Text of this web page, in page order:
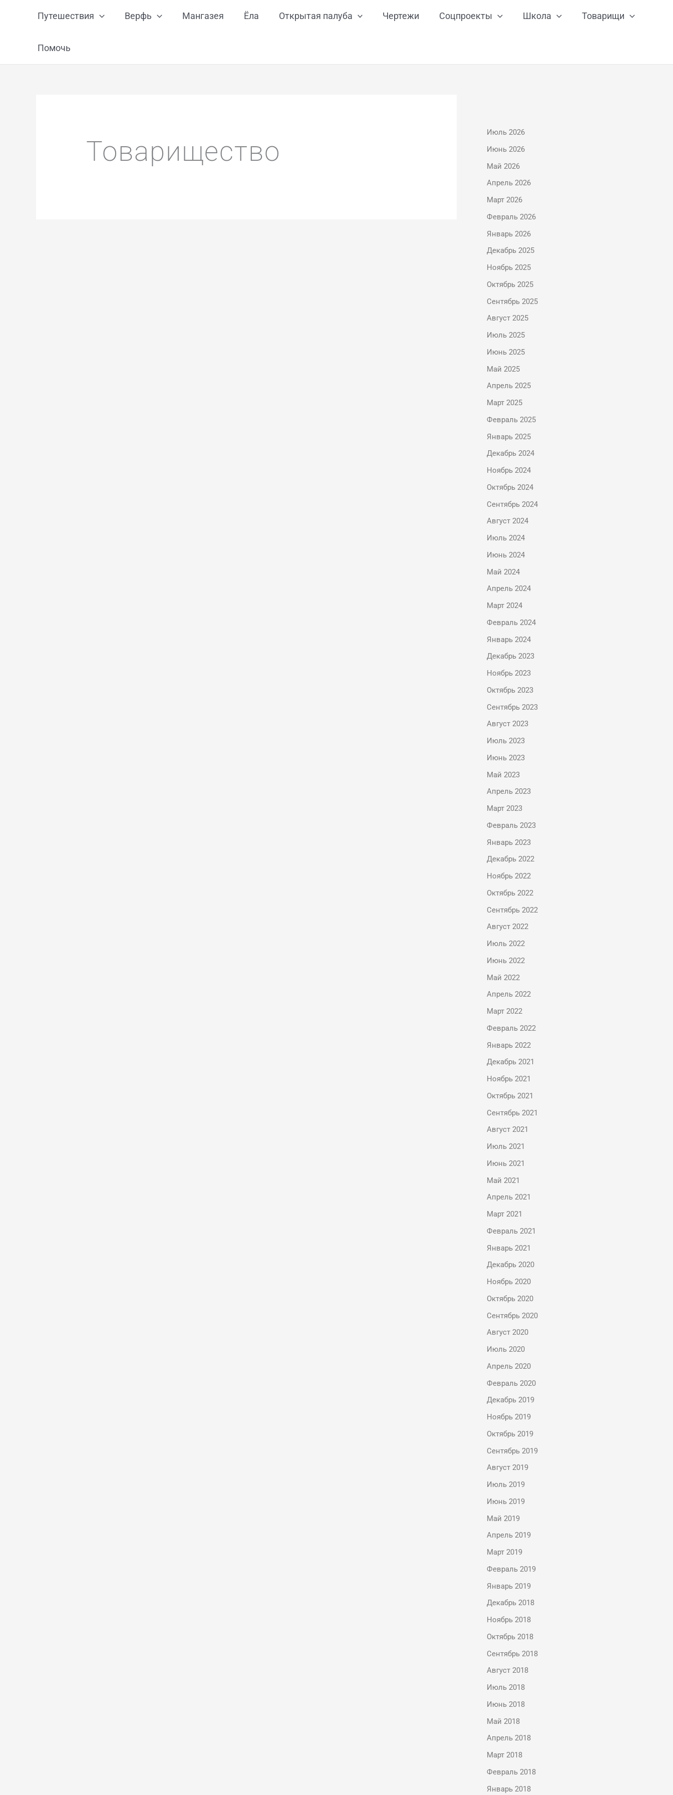
Путешествия Верфь Мангазея Ёла Открытая палуба Чертежи Соцпроекты Школа Товарищи
Помочь
Товарищество
Июль 2026
Июнь 2026
Май 2026
Апрель 2026
Март 2026
Февраль 2026
Январь 2026
Декабрь 2025
Ноябрь 2025
Октябрь 2025
Сентябрь 2025
Август 2025
Июль 2025
Июнь 2025
Май 2025
Апрель 2025
Март 2025
Февраль 2025
Январь 2025
Декабрь 2024
Ноябрь 2024
Октябрь 2024
Сентябрь 2024
Август 2024
Июль 2024
Июнь 2024
Май 2024
Апрель 2024
Март 2024
Февраль 2024
Январь 2024
Декабрь 2023
Ноябрь 2023
Октябрь 2023
Сентябрь 2023
Август 2023
Июль 2023
Июнь 2023
Май 2023
Апрель 2023
Март 2023
Февраль 2023
Январь 2023
Декабрь 2022
Ноябрь 2022
Октябрь 2022
Сентябрь 2022
Август 2022
Июль 2022
Июнь 2022
Май 2022
Апрель 2022
Март 2022
Февраль 2022
Январь 2022
Декабрь 2021
Ноябрь 2021
Октябрь 2021
Сентябрь 2021
Август 2021
Июль 2021
Июнь 2021
Май 2021
Апрель 2021
Март 2021
Февраль 2021
Январь 2021
Декабрь 2020
Ноябрь 2020
Октябрь 2020
Сентябрь 2020
Август 2020
Июль 2020
Апрель 2020
Февраль 2020
Декабрь 2019
Ноябрь 2019
Октябрь 2019
Сентябрь 2019
Август 2019
Июль 2019
Июнь 2019
Май 2019
Апрель 2019
Март 2019
Февраль 2019
Январь 2019
Декабрь 2018
Ноябрь 2018
Октябрь 2018
Сентябрь 2018
Август 2018
Июль 2018
Июнь 2018
Май 2018
Апрель 2018
Март 2018
Февраль 2018
Январь 2018